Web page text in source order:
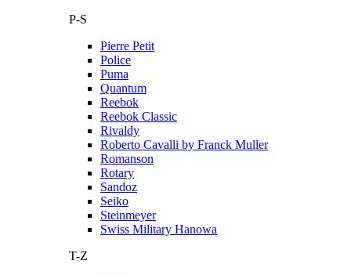
P-S
Pierre Petit
Police
Puma
Quantum
Reebok
Reebok Classic
Rivaldy
Roberto Cavalli by Franck Muller
Romanson
Rotary
Sandoz
Seiko
Steinmeyer
Swiss Military Hanowa
T-Z